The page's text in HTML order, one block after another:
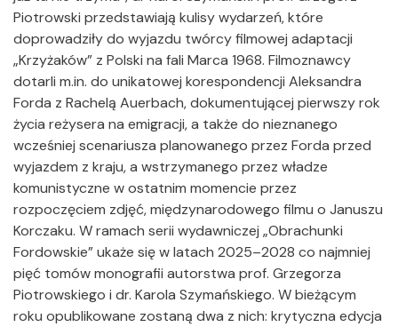
Piotrowski przedstawiają kulisy wydarzeń, które
doprowadziły do wyjazdu twórcy filmowej adaptacji
„Krzyżaków” z Polski na fali Marca 1968. Filmoznawcy
dotarli m.in. do unikatowej korespondencji Aleksandra
Forda z Rachelą Auerbach, dokumentującej pierwszy rok
życia reżysera na emigracji, a także do nieznanego
wcześniej scenariusza planowanego przez Forda przed
wyjazdem z kraju, a wstrzymanego przez władze
komunistyczne w ostatnim momencie przez
rozpoczęciem zdjęć, międzynarodowego filmu o Januszu
Korczaku. W ramach serii wydawniczej „Obrachunki
Fordowskie” ukaże się w latach 2025–2028 co najmniej
pięć tomów monografii autorstwa prof. Grzegorza
Piotrowskiego i dr. Karola Szymańskiego. W bieżącym
roku opublikowane zostaną dwa z nich: krytyczna edycja